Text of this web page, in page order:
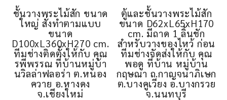
ชั้นวางพระไม้สัก ขนาด
ใหญ่ สั่งทำตามแบบ
ขนาด
D100xL360xH270 cm.
ทีมช่างติดตั้งให้กับ คุณ
รพีพรรณ ที่บ้านหมู่บ้า
นวิลล่าฟลอร่า ต.หนอง
ควาย อ.หางดง
จ.เชียงใหม่
ตู้และชั้นวางพระไม้สัก
ขนาด D62xL65xH170
cm. มีถาด 1 ลิ้นชัก
สำหรับวางของไหว้ ก่อน
ทีมช่างจัดส่งให้กับ คุณ
พอดู ที่บ้าน หมู่บ้าน
กฤษณา ถ.กาญจนาภิเษก
ต.บางคูเวียง อ.บางกรวย
จ.นนทบุรี